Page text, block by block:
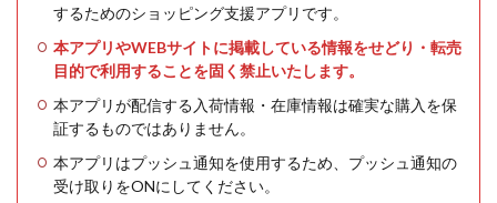
するためのショッピング支援アプリです。
本アプリやWEBサイトに掲載している情報をせどり・転売
目的で利用することを固く禁止いたします。
本アプリが配信する入荷情報・在庫情報は確実な購入を保
証するものではありません。
本アプリはプッシュ通知を使用するため、プッシュ通知の
受け取りをONにしてください。